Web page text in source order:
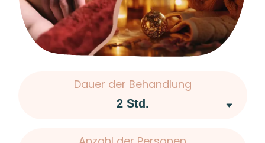
Dauer der Behandlung